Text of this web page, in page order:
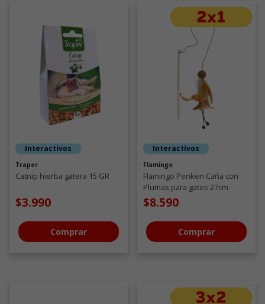
Interactivos
Traper
Catnip hierba gatera 15 GR
$3.990
Comprar
Interactivos
Flamingo
Flamingo Penken Caña con
Plumas para gatos 27cm
$8.590
Comprar